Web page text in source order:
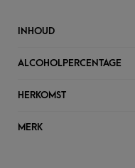
INHOUD
ALCOHOLPERCENTAGE
HERKOMST
MERK